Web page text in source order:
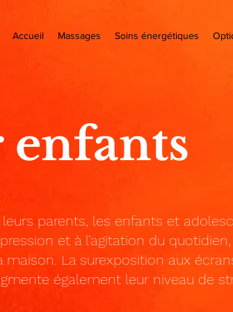
Accueil Massages Soins énergétiques
enfants
parents, les enfants et
et à l’agitation du
maison. La surexposition aux
également leur niveau de